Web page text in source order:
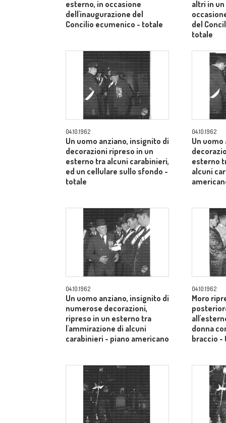
esterno, in occasione
dell'inaugurazione del
Concilio ecumenico - totale
altri in
del
totale
04.10.1962
Un uomo anziano, insignito di
decorazioni ripreso in un
esterno tra alcuni carabinieri,
ed un cellulare sullo sfondo -
totale
04.10.1962
Un
esterno
alcuni
04.10.1962
Un uomo anziano, insignito di
numerose decorazioni,
ripreso in un esterno tra
l'ammirazione di alcuni
carabinieri - piano americano
04.10.1962
Moro
donna
braccio -